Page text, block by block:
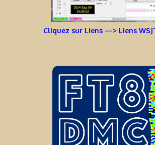
Cliquez sur Liens —> Liens